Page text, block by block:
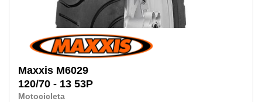
Maxxis M6029
120/70 - 13 53P
Motocicleta